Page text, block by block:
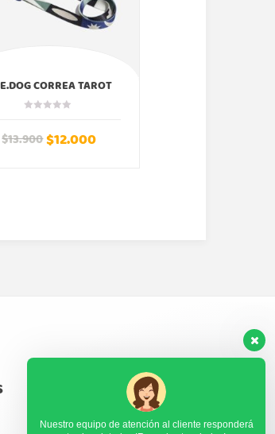
CORREA TAROT
ZEEDOG
$13.900$12.000
Nuestro equipo de atención al cliente responderá